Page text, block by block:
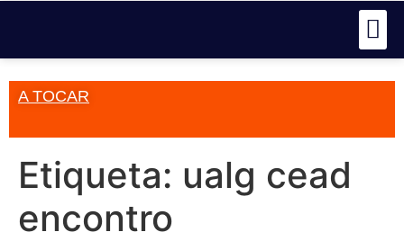
A TOCAR
Etiqueta: ualg cead
encontro